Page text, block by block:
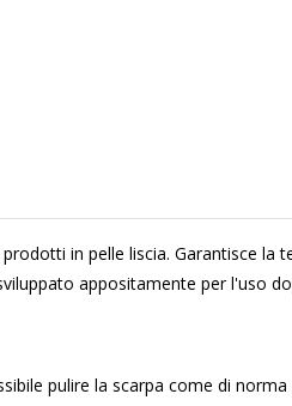
in pelle liscia. Garantisce la
appositamente per l'uso
pulire la scarpa come di